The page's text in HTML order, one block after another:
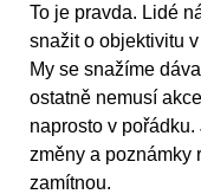
To je pravda. Lidé
snažit o objektivitu
My se snažíme
ostatně nemusí
naprosto v
změny a poznámky
zamítnou.